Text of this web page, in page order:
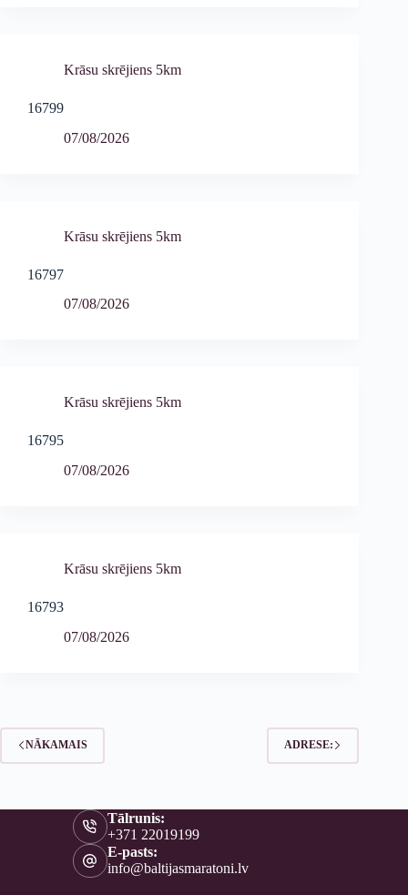
Krāsu skrējiens 5km
16799
07/08/2026
Krāsu skrējiens 5km
16797
07/08/2026
Krāsu skrējiens 5km
16795
07/08/2026
Krāsu skrējiens 5km
16793
07/08/2026
NĀKAMAIS ADRESE:
Tālrunis:
+371 22019199
E-pasts:
info@baltijasmaratoni.lv